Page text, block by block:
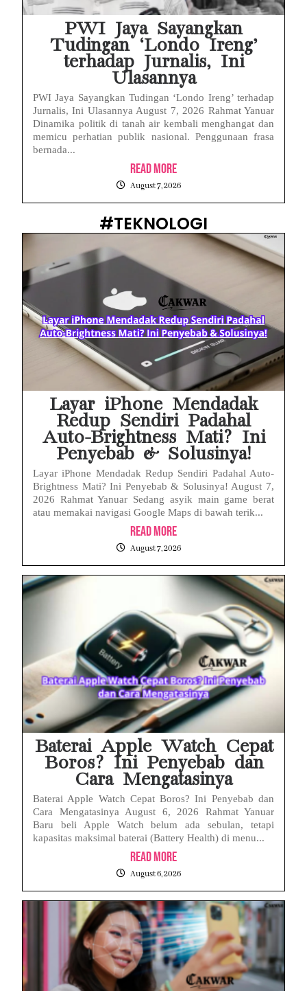
PWI Jaya Sayangkan
Tudingan ‘Londo Ireng’
terhadap Jurnalis, Ini
Ulasannya
PWI Jaya Sayangkan Tudingan ‘Londo Ireng’ terhadap
Jurnalis, Ini Ulasannya August 7, 2026 Rahmat Yanuar
Dinamika politik di tanah air kembali menghangat dan
memicu perhatian publik nasional. Penggunaan frasa
bernada...
Read More
August 7, 2026
#TEKNOLOGI
Layar iPhone Mendadak
Redup Sendiri Padahal
Auto-Brightness Mati? Ini
Penyebab & Solusinya!
Layar iPhone Mendadak Redup Sendiri Padahal Auto-
Brightness Mati? Ini Penyebab & Solusinya! August 7,
2026 Rahmat Yanuar Sedang asyik main game berat
atau memakai navigasi Google Maps di bawah terik...
Read More
August 7, 2026
Baterai Apple Watch Cepat
Boros? Ini Penyebab dan
Cara Mengatasinya
Baterai Apple Watch Cepat Boros? Ini Penyebab dan
Cara Mengatasinya August 6, 2026 Rahmat Yanuar
Baru beli Apple Watch belum ada sebulan, tetapi
kapasitas maksimal baterai (Battery Health) di menu...
Read More
August 6, 2026